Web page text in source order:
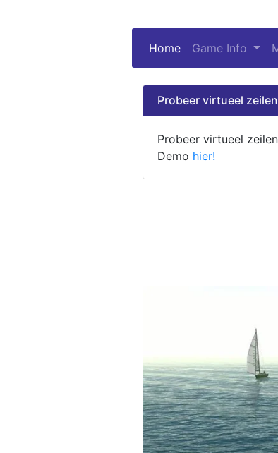
Home (current)
Game Info
Probeer virtueel
Probeer virtueel
Demo hier!